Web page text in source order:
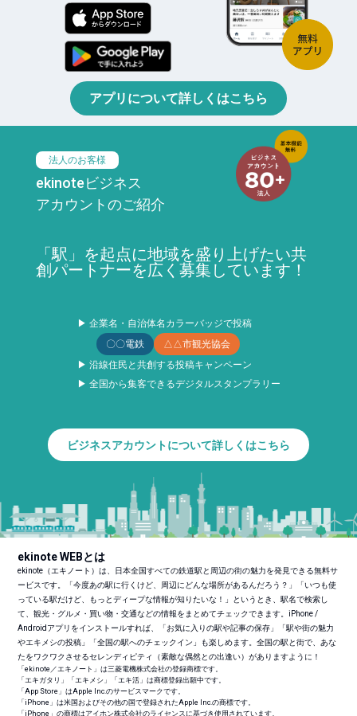
アプリについて詳しくはこちら
法人のお客様
ekinoteビジネス
アカウントのご紹介
「駅」を起点に地域を盛り上げたい共
創パートナーを広く募集しています！
▶ 企業名・自治体名カラーバッジで投稿
〇〇電鉄
△△市観光協会
▶ 沿線住民と共創する投稿キャンペーン
▶ 全国から集客できるデジタルスタンプラリー
ビジネスアカウントについて詳しくはこちら
ekinote WEBとは
ekinote（エキノート）は、日本全国すべての鉄道駅と周辺の街の魅力を発見できる無料サ
ービスです。「今度あの駅に行くけど、周辺にどんな場所があるんだろう？」「いつも使
っている駅だけど、もっとディープな情報が知りたいな！」というとき、駅名で検索し
て、観光・グルメ・買い物・交通などの情報をまとめてチェックできます。iPhone /
Androidアプリをインストールすれば、「お気に入りの駅や記事の保存」「駅や街の魅力
やエキメシの投稿」「全国の駅へのチェックイン」も楽しめます。全国の駅と街で、あな
たをワクワクさせるセレンディピティ（素敵な偶然との出逢い）がありますように！
「ekinote／エキノート」は三菱電機株式会社の登録商標です。
「エキガタリ」「エキメシ」「エキ活」は商標登録出願中です。
「App Store」はApple Inc.のサービスマークです。
「iPhone」は米国およびその他の国で登録されたApple Inc.の商標です。
「iPhone」の商標はアイホン株式会社のライセンスに基づき使用されています。